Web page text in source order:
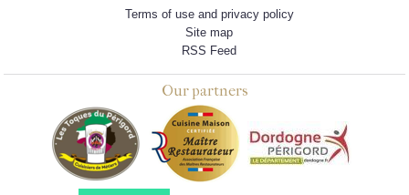
Terms of use and privacy policy
Site map
RSS Feed
Our partners